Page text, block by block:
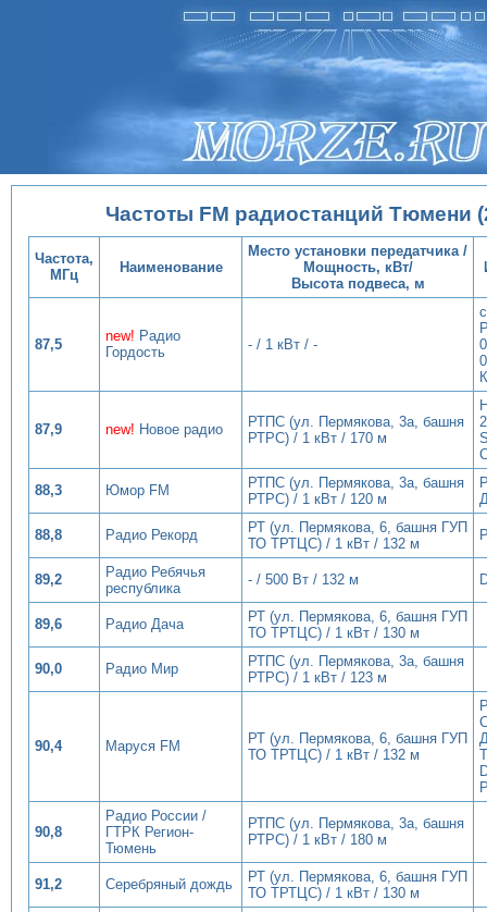
Частоты FM радиостанций Тюмени
Частота,
МГц
Наименование
Место установки передатчика /
Мощность, кВт/
Высота подвеса, м
87,5
new! Радио
Гордость
- / 1 кВт / -
87,9 new! Новое радио
РТПС (ул. Пермякова, 3а, башня
РТРС) / 1 кВт / 170 м
88,3 Юмор FM
РТПС (ул. Пермякова, 3а, башня
РТРС) / 1 кВт / 120 м
88,8 Радио Рекорд
РТ (ул. Пермякова, 6, башня ГУП
ТО ТРТЦС) / 1 кВт / 132 м
89,2
Радио Ребячья
республика
- / 500 Вт / 132 м
89,6 Радио Дача
РТ (ул. Пермякова, 6, башня ГУП
ТО ТРТЦС) / 1 кВт / 130 м
90,0 Радио Мир
РТПС (ул. Пермякова, 3а, башня
РТРС) / 1 кВт / 123 м
90,4 Маруся FM
РТ (ул. Пермякова, 6, башня ГУП
ТО ТРТЦС) / 1 кВт / 132 м
90,8
Радио России /
ГТРК Регион-
Тюмень
РТПС (ул. Пермякова, 3а, башня
РТРС) / 1 кВт / 180 м
91,2 Серебряный дождь
РТ (ул. Пермякова, 6, башня ГУП
ТО ТРТЦС) / 1 кВт / 130 м